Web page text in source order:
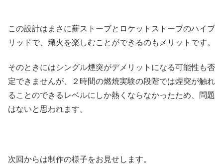
この設計はまさに薪ストーブとロケットストーブのハイブ
リッドで、熾火を楽しむことができるのもメリットです。
そのときにはシングル煙突がデメリットになる可能性も否
定できませんが、２時間の燃焼実験の段階では煙突が触れ
ることのできるレベルにしか熱くならなかったため、問題
はないと思われます。
次回からは制作の様子をお見せします。